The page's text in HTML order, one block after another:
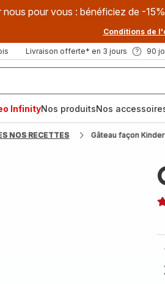
nous pour vous : bénéficiez de -
Conditions de
Livraison offerte* en 3 jours 90
InfinityNos produitsNos
NOS RECETTES Gâteau façon